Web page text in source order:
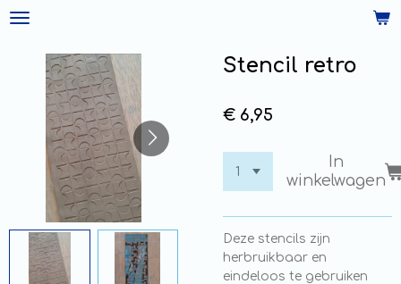
Ga
hoofdinhoud
Stencil retro
€ 6,95
In
winkelwagen
Deze stencils zijn
herbruikbaar en
eindeloos te gebruiken